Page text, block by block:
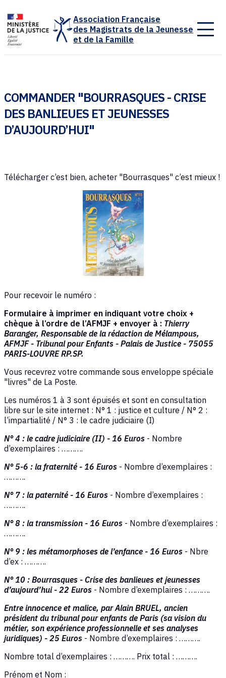
Association Française
des Magistrats de la Jeunesse
et de la Famille
COMMANDER "BOURRASQUES - CRISE
DES BANLIEUES ET JEUNESSES
D’AUJOURD’HUI"
Télécharger c’est bien, acheter "Bourrasques" c’est mieux !
Pour recevoir le numéro :
Formulaire à imprimer en indiquant votre choix +
chèque à l’ordre de l’AFMJF + envoyer à : Thierry
Baranger, Responsable de la rédaction de Mélampous,
AFMJF - Tribunal pour Enfants - Palais de Justice - 75055
PARIS-LOUVRE RP.SP.
Vous recevrez votre commande sous enveloppe spéciale
"livres" de La Poste.
Les numéros 1 à 3 sont épuisés et sont en consultation
libre sur le site internet : N° 1 : justice et culture / N° 2 :
l’impartialité / N° 3 : le cadre judiciaire (I)
N° 4 : le cadre judiciaire (II) - 16 Euros - Nombre
d’exemplaires : ……….
N° 5-6 : la fraternité - 16 Euros - Nombre d’exemplaires :
……….
N° 7 : la paternité - 16 Euros - Nombre d’exemplaires :
……….
N° 8 : la transmission - 16 Euros - Nombre d’exemplaires :
……….
N° 9 : les métamorphoses de l’enfance - 16 Euros - Nbre
d’ex : ……….
N° 10 : Bourrasques - Crise des banlieues et jeunesses
d’aujourd’hui - 22 Euros - Nombre d’exemplaires : ……….
Entre innocence et malice, par Alain BRUEL, ancien
président du tribunal pour enfants de Paris (sa vision du
métier, son expérience professionnelle et ses analyses
juridiques) - 25 Euros - Nombre d’exemplaires : ……….
Nombre total d’exemplaires : ………. Prix total : ……….
Prénom et Nom :